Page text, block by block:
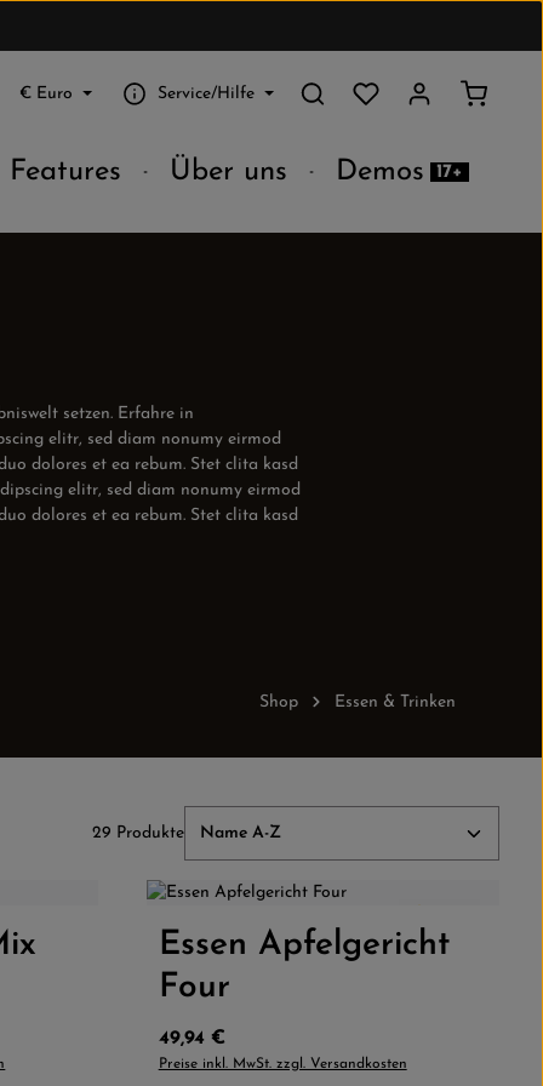
€ Euro Service/Hilfe
Du hast 0 Produkte
Features Über uns Demos 17+
setzen. Erfahre in
elitr, sed diam nonumy eirmod
dolores et ea rebum. Stet clita kasd
elitr, sed diam nonumy eirmod
dolores et ea rebum. Stet clita kasd
Shop Essen & Trinken
29 Produkte
benutze die Schaltflächen um die
den gewünschten Wert ein oder
Produkt Anzahl: Gib den
Essen Apfelgericht
Four
Regulärer Preis:
49,94 €
Preise inkl. MwSt. zzgl. Versandkosten